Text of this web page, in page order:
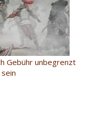
Gebühr unbegrenzt